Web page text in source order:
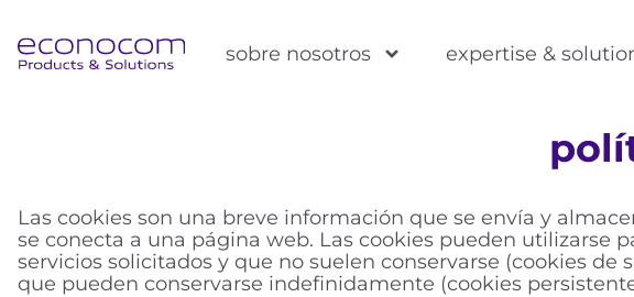
sobre nosotros expertise &
Las cookies son una breve información que se envía y
se conecta a una página web. Las cookies pueden utilizarse
servicios solicitados y que no suelen conservarse (cookies
que pueden conservarse indefinidamente (cookies